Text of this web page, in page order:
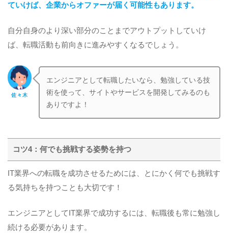
ていけば、企業からオファーが届く可能性もあります。
自分自身のより深い部分のことまでアウトプットしていけ
ば、転職活動も前向きに進みやすくなるでしょう。
佐々木
エンジニアとして転職したいなら、勉強している技
術を使って、サイトやサービスを開発してみるのも
ありですよ！
コツ4：何でも挑戦する姿勢を持つ
IT業界への転職を成功させるためには、とにかく何でも挑戦す
る気持ちを持つことも大切です！
エンジニアとしてIT業界で成功するには、転職後も常に勉強し
続ける必要があります。